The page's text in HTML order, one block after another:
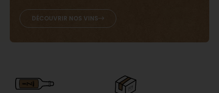
DÉCOUVRIR NOS VINS